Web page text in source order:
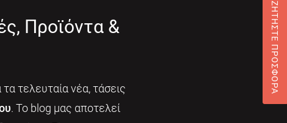
Προϊόντα &
τελευταία νέα, τάσεις
. Το blog μας αποτελεί
ΖΗΤΗΣΤΕ ΠΡΟΣΦΟΡΑ